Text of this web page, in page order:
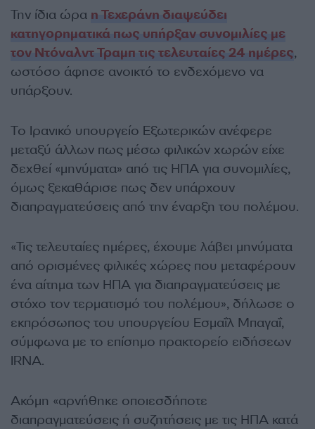
Την ίδια ώρα η Τεχεράνη διαψεύδει
κατηγορηματικά πως υπήρξαν συνομιλίες με
τον Ντόναλντ Τραμπ τις τελευταίες 24 ημέρες,
ωστόσο άφησε ανοικτό το ενδεχόμενο να
υπάρξουν.
Το Ιρανικό υπουργείο Εξωτερικών ανέφερε
μεταξύ άλλων πως μέσω φιλικών χωρών είχε
δεχθεί «μηνύματα» από τις ΗΠΑ για συνομιλίες,
όμως ξεκαθάρισε πως δεν υπάρχουν
διαπραγματεύσεις από την έναρξη του πολέμου.
«Τις τελευταίες ημέρες, έχουμε λάβει μηνύματα
από ορισμένες φιλικές χώρες που μεταφέρουν
ένα αίτημα των ΗΠΑ για διαπραγματεύσεις με
στόχο τον τερματισμό του πολέμου», δήλωσε ο
εκπρόσωπος του υπουργείου Εσμαΐλ Μπαγαΐ,
σύμφωνα με το επίσημο πρακτορείο ειδήσεων
IRNA.
Ακόμη «αρνήθηκε οποιεσδήποτε
διαπραγματεύσεις ή συζητήσεις με τις ΗΠΑ κατά